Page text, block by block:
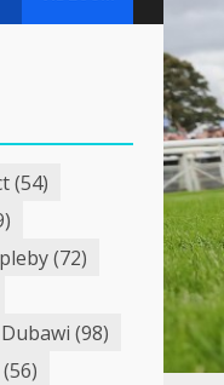
(54)
(72)
Dubawi (98)
(56)